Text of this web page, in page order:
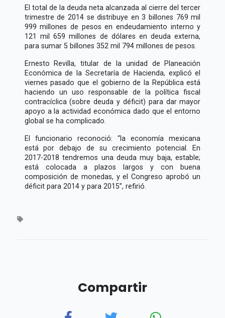
El total de la deuda neta alcanzada al cierre del tercer
trimestre de 2014 se distribuye en 3 billones 769 mil
999 millones de pesos en endeudamiento interno y
121 mil 659 millones de dólares en deuda externa,
para sumar 5 billones 352 mil 794 millones de pesos.
Ernesto Revilla, titular de la unidad de Planeación
Económica de la Secretaría de Hacienda, explicó el
viernes pasado que el gobierno de la República está
haciendo un uso responsable de la política fiscal
contracíclica (sobre deuda y déficit) para dar mayor
apoyo a la actividad económica dado que el entorno
global se ha complicado.
El funcionario reconoció: la economía mexicana
está por debajo de su crecimiento potencial. En
2017-2018 tendremos una deuda muy baja, estable;
está colocada a plazos largos y con buena
composición de monedas, y el Congreso aprobó un
déficit para 2014 y para 2015 , refirió.
Compartir